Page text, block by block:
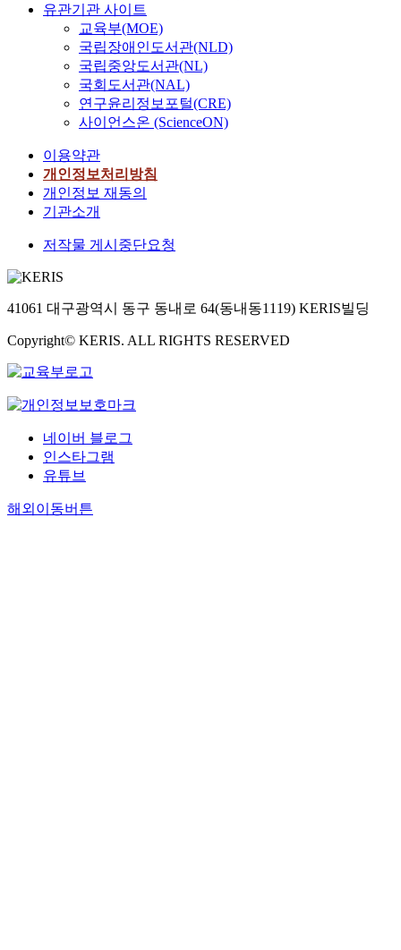
유관기관 사이트
교육부(MOE)
국립장애인도서관(NLD)
국립중앙도서관(NL)
국회도서관(NAL)
연구윤리정보포털(CRE)
사이언스온 (ScienceON)
이용약관
개인정보처리방침
개인정보 재동의
기관소개
저작물 게시중단요청
41061 대구광역시 동구 동내로 64(동내동1119) KERIS빌딩
Copyright© KERIS. ALL RIGHTS RESERVED
네이버 블로그
인스타그램
유튜브
해외이동버튼